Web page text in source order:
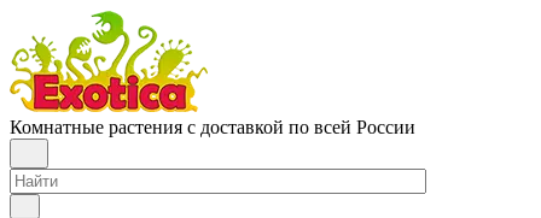
Комнатные растения с доставкой по всей России